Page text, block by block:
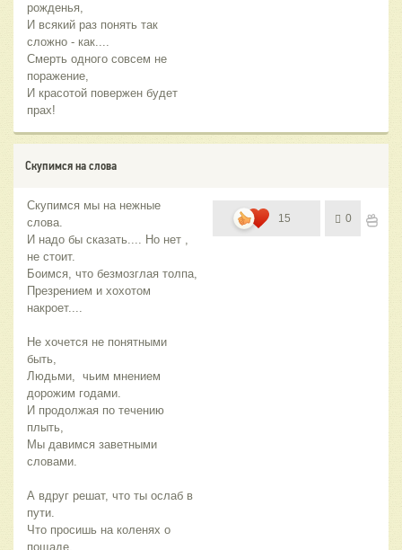
рожденья,
И всякий раз понять так
сложно - как....
Смерть одного совсем не
поражение,
И красотой повержен будет
прах!
Скупимся на слова
Скупимся мы на нежные
слова.
И надо бы сказать.... Но нет ,
не стоит.
Боимся, что безмозглая толпа,
Презрением и хохотом
накроет....
Не хочется не понятными
быть,
Людьми, чьим мнением
дорожим годами.
И продолжая по течению
плыть,
Мы давимся заветными
словами.
А вдруг решат, что ты ослаб в
пути.
Что просишь на коленях о
пощаде.
15 0